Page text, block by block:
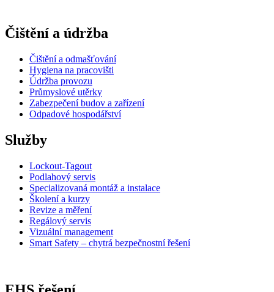
Čištění a údržba
Čištění a odmašťování
Hygiena na pracovišti
Údržba provozu
Průmyslové utěrky
Zabezpečení budov a zařízení
Odpadové hospodářství
Služby
Lockout-Tagout
Podlahový servis
Specializovaná montáž a instalace
Školení a kurzy
Revize a měření
Regálový servis
Vizuální management
Smart Safety – chytrá bezpečnostní řešení